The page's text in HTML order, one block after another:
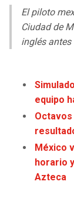
COPA
LIGA BETPLAY
BENGALS
STEELERS
TEXANS
COLTS
JAGUARS
BUCKS
HORNETS
HEAT
MAGIC
WIZARDS
El piloto
Ciudad de
inglés
equipo
Octavos
México
horario
Azteca